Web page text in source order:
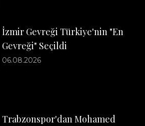
İzmir Gevreği Türkiye'nin "En
Gevreği" Seçildi
06.08.2026
Trabzonspor'dan Mohamed